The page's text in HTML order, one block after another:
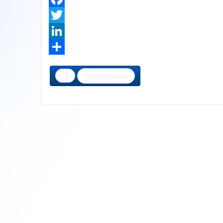
Facebook
Twitter
LinkedIn
Προηγούμενο